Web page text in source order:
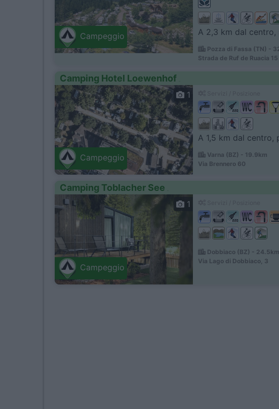
Campeggio A 2,3 km dal
Pozza di Fassa (TN) -
Strada de Ruf de Ruacia 15
Camping Hotel Loewenhof
Campeggio
1
A 1,5 km dal centro,
Varna (BZ) - 19.9km
Via Brennero 60
Camping Toblacher See
Campeggio
1
Dobbiaco (BZ) - 24.5km
Via Lago di Dobbiaco, 3